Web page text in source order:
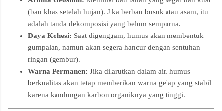
(bau khas setelah hujan). Jika berbau busuk atau asam, itu
adalah tanda dekomposisi yang belum sempurna.
Daya Kohesi: Saat digenggam, humus akan membentuk
gumpalan, namun akan segera hancur dengan sentuhan
ringan (gembur).
Warna Permanen: Jika dilarutkan dalam air, humus
berkualitas akan tetap memberikan warna gelap yang stabil
karena kandungan karbon organiknya yang tinggi.